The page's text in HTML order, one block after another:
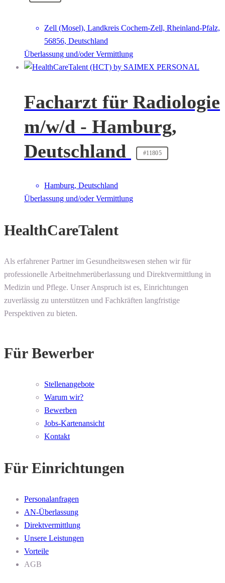
Zell (Mosel), Landkreis Cochem-Zell, Rheinland-Pfalz,
56856, Deutschland
Überlassung und/oder Vermittlung
Facharzt für Radiologie
m/w/d - Hamburg,
Deutschland
#11805
Hamburg, Deutschland
Überlassung und/oder Vermittlung
HealthCareTalent
Als erfahrener Partner im Gesundheitswesen stehen wir für
professionelle Arbeitnehmerüberlassung und Direktvermittlung in
Medizin und Pflege. Unser Anspruch ist es, Einrichtungen
zuverlässig zu unterstützen und Fachkräften langfristige
Perspektiven zu bieten.
Für Bewerber
Stellenangebote
Warum wir?
Bewerben
Jobs-Kartenansicht
Kontakt
Für Einrichtungen
Personalanfragen
AN-Überlassung
Direktvermittlung
Unsere Leistungen
Vorteile
AGB